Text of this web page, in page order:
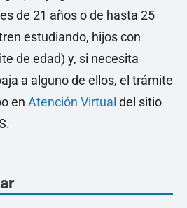
de 21 años o de hasta 25
estudiando, hijos con
de edad) y, si necesita
a alguno de ellos, el trámite
en Atención Virtual del sitio